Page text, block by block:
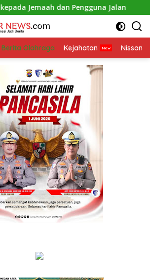
dan Pengguna Jalan
Berita Olahraga Kejahatan Nissan